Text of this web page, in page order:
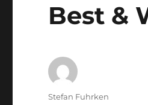
Best &
Author
Stefan Fuhrken